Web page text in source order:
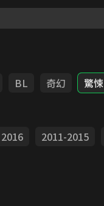
BL 奇幻 驚悚
2016 2011-2015